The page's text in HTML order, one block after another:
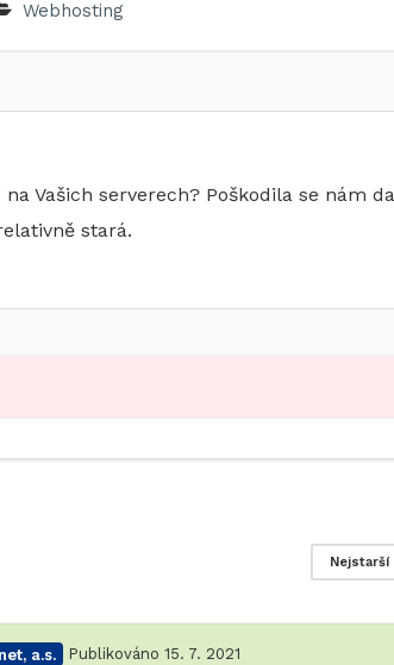
Webhosting
Vašich serverech? Poškodila se nám
stará.
Nejstarší
a.s. Publikováno 15. 7. 2021